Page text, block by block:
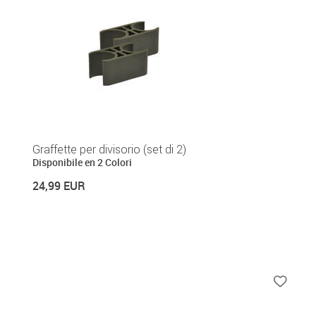
Graffette per divisorio (set di 2)
Disponibile en 2 Colori
24,99 EUR